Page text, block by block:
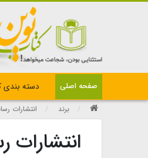
صفحه اصلی دسته بندی
برند
انتشارات